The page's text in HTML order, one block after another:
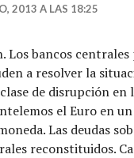
2013 A LAS 18:25
Los bancos
a resolver la
de disrupción en
el Euro en
Las deudas
reconstituidos.